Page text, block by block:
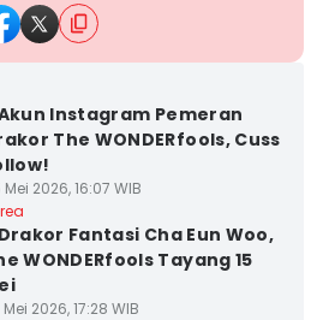
Instagram Pemeran
The WONDERfools, Cuss
Mei 2026, 16:07 WIB
Fantasi Cha Eun Woo,
WONDERfools Tayang 15
2026, 17:28 WIB